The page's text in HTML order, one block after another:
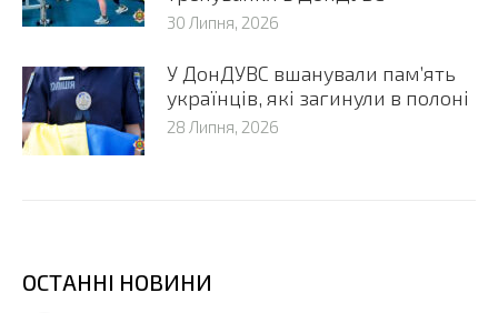
30 Липня, 2026
У ДонДУВС вшанували пам’ять
українців, які загинули в полоні
28 Липня, 2026
ОСТАННІ НОВИНИ